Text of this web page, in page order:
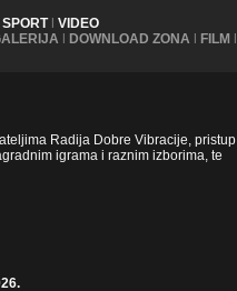
SPORT | VIDEO
| DOWNLOAD ZONA | FILM |
Radija Dobre Vibracije, pristup
igrama i raznim izborima, te